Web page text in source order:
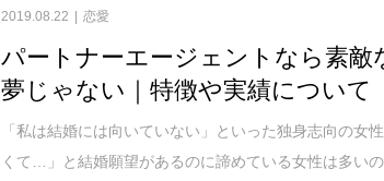
2019.08.22 恋愛
パートナーエージェントなら素敵
夢じゃない｜特徴や実績について
「私は結婚には向いていない」といった独身志向の女
くて…」と結婚願望があるのに諦めている女性は多い